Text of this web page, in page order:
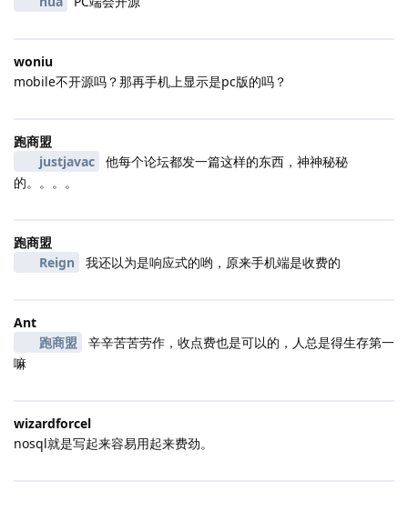
woniu
mobile不开源吗？那再手机上显示是pc版的吗？
跑商盟
justjavac
他每个论坛都发一篇这样的东西，神神秘秘
的。。。。
跑商盟
Reign
我还以为是响应式的哟，原来手机端是收费的
Ant
跑商盟
辛辛苦苦劳作，收点费也是可以的，人总是得生存第一
嘛
wizardforcel
nosql就是写起来容易用起来费劲。